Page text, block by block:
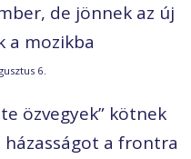
de jönnek az új
a mozikba
6.
özvegyek” kötnek
házasságot a frontra